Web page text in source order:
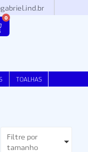
0
TOALHAS
Filtre por
tamanho